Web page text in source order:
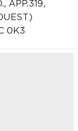
APP.319,
0K3